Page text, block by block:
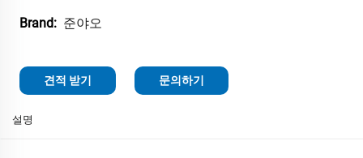
Brand: 준야오
견적 받기 문의하기
설명